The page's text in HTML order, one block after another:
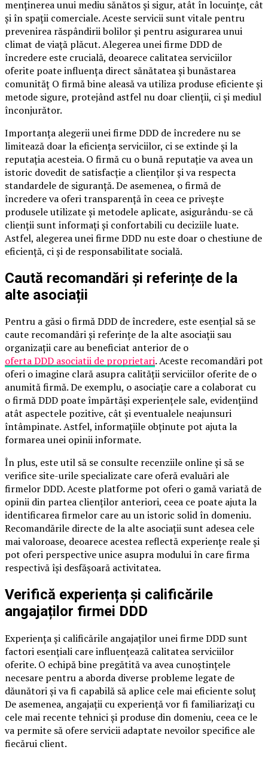
menținerea unui mediu sănătos și sigur, atât în locuințe, cât
și în spații comerciale. Aceste servicii sunt vitale pentru
prevenirea răspândirii bolilor și pentru asigurarea unui
climat de viață plăcut. Alegerea unei firme DDD de
încredere este crucială, deoarece calitatea serviciilor
oferite poate influența direct sănătatea și bunăstarea
comunităț O firmă bine aleasă va utiliza produse eficiente și
metode sigure, protejând astfel nu doar clienții, ci și mediul
înconjurător.
Importanța alegerii unei firme DDD de încredere nu se
limitează doar la eficiența serviciilor, ci se extinde și la
reputația acesteia. O firmă cu o bună reputație va avea un
istoric dovedit de satisfacție a clienților și va respecta
standardele de siguranță. De asemenea, o firmă de
încredere va oferi transparență în ceea ce privește
produsele utilizate și metodele aplicate, asigurându-se că
clienții sunt informați și confortabili cu deciziile luate.
Astfel, alegerea unei firme DDD nu este doar o chestiune de
eficiență, ci și de responsabilitate socială.
Caută recomandări și referințe de la
alte asociații
Pentru a găsi o firmă DDD de încredere, este esențial să se
caute recomandări și referințe de la alte asociații sau
organizații care au beneficiat anterior de o
oferta DDD asociatii de proprietari. Aceste recomandări pot
oferi o imagine clară asupra calității serviciilor oferite de o
anumită firmă. De exemplu, o asociație care a colaborat cu
o firmă DDD poate împărtăși experiențele sale, evidențiind
atât aspectele pozitive, cât și eventualele neajunsuri
întâmpinate. Astfel, informațiile obținute pot ajuta la
formarea unei opinii informate.
În plus, este util să se consulte recenziile online și să se
verifice site-urile specializate care oferă evaluări ale
firmelor DDD. Aceste platforme pot oferi o gamă variată de
opinii din partea clienților anteriori, ceea ce poate ajuta la
identificarea firmelor care au un istoric solid în domeniu.
Recomandările directe de la alte asociații sunt adesea cele
mai valoroase, deoarece acestea reflectă experiențe reale și
pot oferi perspective unice asupra modului în care firma
respectivă își desfășoară activitatea.
Verifică experiența și calificările
angajaților firmei DDD
Experiența și calificările angajaților unei firme DDD sunt
factori esențiali care influențează calitatea serviciilor
oferite. O echipă bine pregătită va avea cunoștințele
necesare pentru a aborda diverse probleme legate de
dăunători și va fi capabilă să aplice cele mai eficiente soluț
De asemenea, angajații cu experiență vor fi familiarizați cu
cele mai recente tehnici și produse din domeniu, ceea ce le
va permite să ofere servicii adaptate nevoilor specifice ale
fiecărui client.